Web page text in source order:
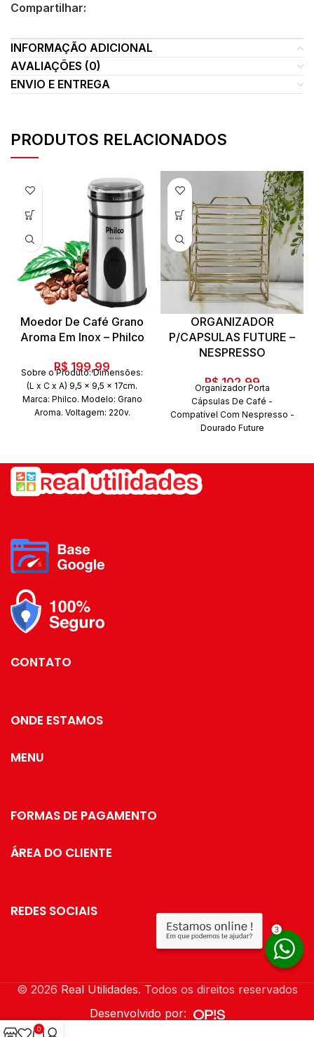
Compartilhar:
INFORMAÇÃO ADICIONAL
AVALIAÇÕES (0)
ENVIO E ENTREGA
PRODUTOS RELACIONADOS
Moedor De Café Grano
Aroma Em Inox – Philco
R$ 199,99
Sobre o Produto: Dimensões:
(L x C x A) 9,5 x 9,5 x 17cm.
Marca: Philco. Modelo: Grano
Aroma. Voltagem: 220v.
ORGANIZADOR
P/CAPSULAS FUTURE –
NESPRESSO
R$ 102,99
Organizador Porta
Cápsulas De Café -
Compatível Com Nespresso -
Dourado Future
sabores e possui capacidade
para comportar 50 cápsulas
Cor: Dourado
Marca: Future
Modelo: ref. 1147DD
Capacidade: 50 Cápsulas
CONTATO
ONDE ESTAMOS
MENU
FORMAS DE PAGAMENTO
ÁREA DO CLIENTE
REDES SOCIAIS
© 2026 Real Utilidades. Todos os direitos reservados
Desenvolvido por:
0